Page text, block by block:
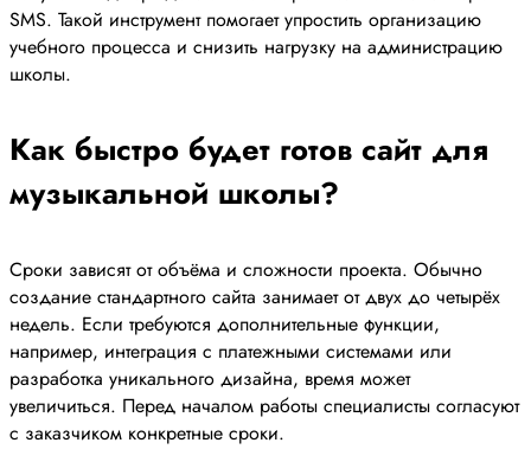
SMS. Такой инструмент помогает упростить организацию
учебного процесса и снизить нагрузку на администрацию
школы.
Как быстро будет готов сайт для
музыкальной школы?
Сроки зависят от объёма и сложности проекта. Обычно
создание стандартного сайта занимает от двух до четырёх
недель. Если требуются дополнительные функции,
например, интеграция с платежными системами или
разработка уникального дизайна, время может
увеличиться. Перед началом работы специалисты согласуют
с заказчиком конкретные сроки.